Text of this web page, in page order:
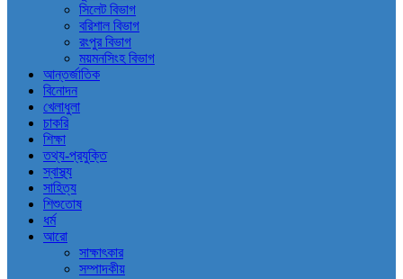
সিলেট বিভাগ
বরিশাল বিভাগ
রংপুর বিভাগ
ময়মনসিংহ বিভাগ
আন্তর্জাতিক
বিনোদন
খেলাধুলা
চাকরি
শিক্ষা
তথ্য-প্রযুক্তি
স্বাস্থ্য
সাহিত্য
শিশুতোষ
ধর্ম
আরো
সাক্ষাৎকার
সম্পাদকীয়